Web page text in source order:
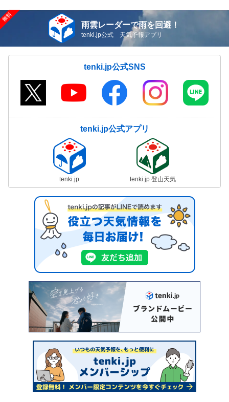
雨雲レーダーで雨を回避！
tenki.jp公式 天気予報アプリ
tenki.jp公式SNS
tenki.jp公式アプリ
tenki.jp tenki.jp 登山天気